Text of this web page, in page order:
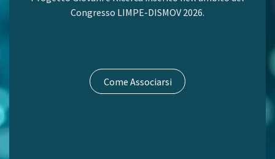
Congresso LIMPE-DISMOV 2026.
Come Associarsi